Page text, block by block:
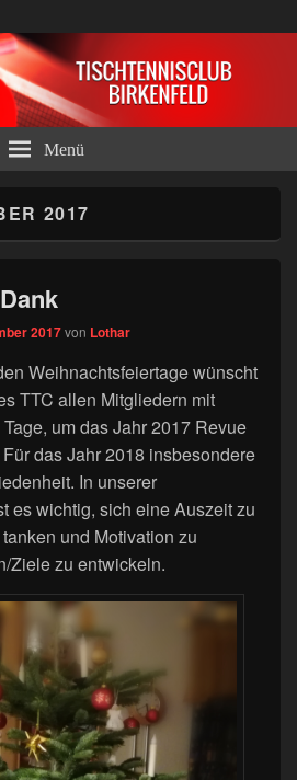
Birkenfeld e.V.
Menü
2017
2017von Lothar
Weihnachtsfeiertage wünscht
TTC allen Mitgliedern mit
um das Jahr 2017 Revue
das Jahr 2018 insbesondere
In unserer
es wichtig, sich eine Auszeit zu
und Motivation zu
Ziele zu entwickeln.